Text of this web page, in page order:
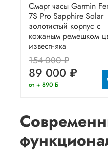
Смарт часы Garmin
7S Pro Sapphire Solar
золотистый корпус с
кожаным ремешком
известняка
154 000 ₽
89 000 ₽
от + 890 Б